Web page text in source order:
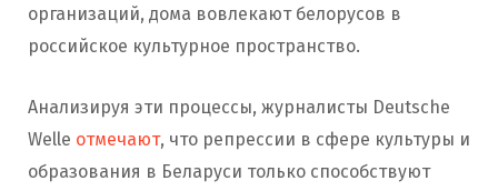
организаций, дома вовлекают белорусов в
российское культурное пространство.
Анализируя эти процессы, журналисты Deutsche
Welle отмечают, что репрессии в сфере культуры и
образования в Беларуси только способствуют